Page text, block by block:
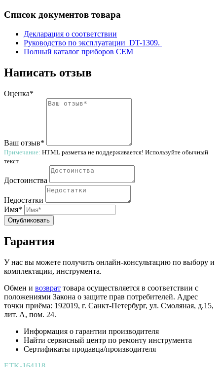
Список документов товара
Декларация о соответствии
Руководство по эксплуатации DT-1309.
Полный каталог приборов CEM
Написать отзыв
Оценка*
Ваш отзыв*
Примечание: HTML разметка не поддерживается! Используйте обычный
текст.
Достоинства
Недостатки
Имя*
Опубликовать
Гарантия
У нас вы можете получить онлайн-консультацию по выбору и
комплектации, инструмента.
Обмен и возврат товара осуществляется в соответствии с
положениями Закона о защите прав потребителей. Адрес
точки приёма: 192019, г. Санкт-Петербург, ул. Смоляная, д.15,
лит. А, пом. 24.
Информация о гарантии производителя
Найти сервисный центр по ремонту инструмента
Сертификаты продавца/производителя